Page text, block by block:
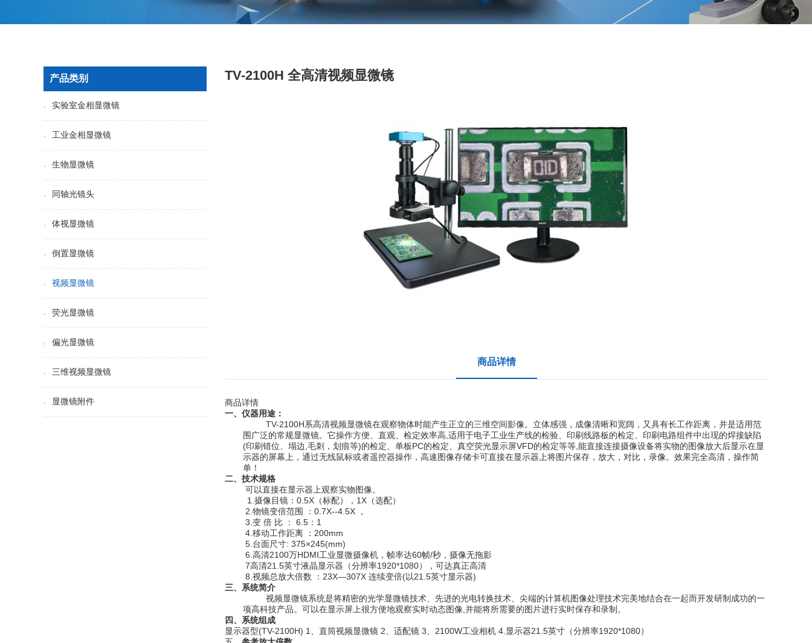
产品类别
实验室金相显微镜
工业金相显微镜
生物显微镜
同轴光镜头
体视显微镜
倒置显微镜
视频显微镜
荧光显微镜
偏光显微镜
三维视频显微镜
显微镜附件
TV-2100H 全高清视频显微镜
商品详情
商品详情
一、仪器用途：
TV-2100H系高清视频显微镜在观察物体时能产生正立的三维空间影像。立体感强，成像清晰和宽阔，又具有长工作距离，并是适用范
围广泛的常规显微镜。它操作方便、直观、检定效率高 ,适用于电子工业生产线的检验、印刷线路板的检定、印刷电路组件中出现的焊接缺陷
(印刷错位、塌边 ,毛刺，划痕等)的检定、单板PC的检定、真空荧光显示屏VFD的检定等等 ,能直接连接摄像设备将实物的图像放大后显示在显
示器的屏幕上，通过无线鼠标或者遥控器操作，高速图像存储卡可直接在显示器上将图片保存，放大，对比，录像。效果完全高清，操作简
单！
二、技术规格
可以直接在显示器上观察实物图像。
1.摄像目镜：0.5X （标配）， 1X （选配）
2.物镜变倍范围 ：0.7X--4.5X ，
3.变 倍 比 ：6.5 ： 1
4.移动工作距离 ： 200mm
5. 台面尺寸: 375×245(mm)
6.高清2100万HDMI工业显微摄像机，帧率达60帧/秒，摄像无拖影
7高清21.5英寸液晶显示器（分辨率1920*1080），可达真正高清
8.视频总放大倍数 ： 23X—307X 连续变倍(以21 .5英寸显示器)
三、 系统简介
视频显微镜系统是将精密的光学显微镜技术、先进的光电转换技术、尖端的计算机图像处理技术完美地结合在一起而开发研制成功的一
项高科技产品。可以在显示屏上很方便地观察实时动态图像 ,并能将所需要的图片进行实时保存和录制。
四、系统组成
显示器型(TV-2100H) 1 、直筒视频显微镜 2 、适配镜 3 2100W工业相机 4.显示器21.5英寸（分辨率1920*1080）